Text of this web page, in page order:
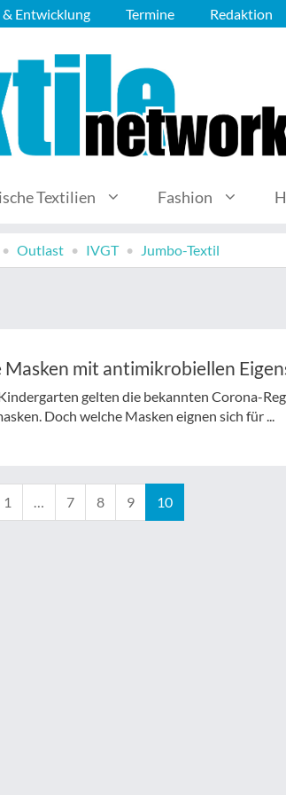
& Entwicklung Termine Redaktion
Textilien Fashion
Outlast IVGT Jumbo-Textil
Masken mit antimikrobiellen
gelten die bekannten Corona-
Doch welche Masken eignen sich für ...
1 7 8 9 10